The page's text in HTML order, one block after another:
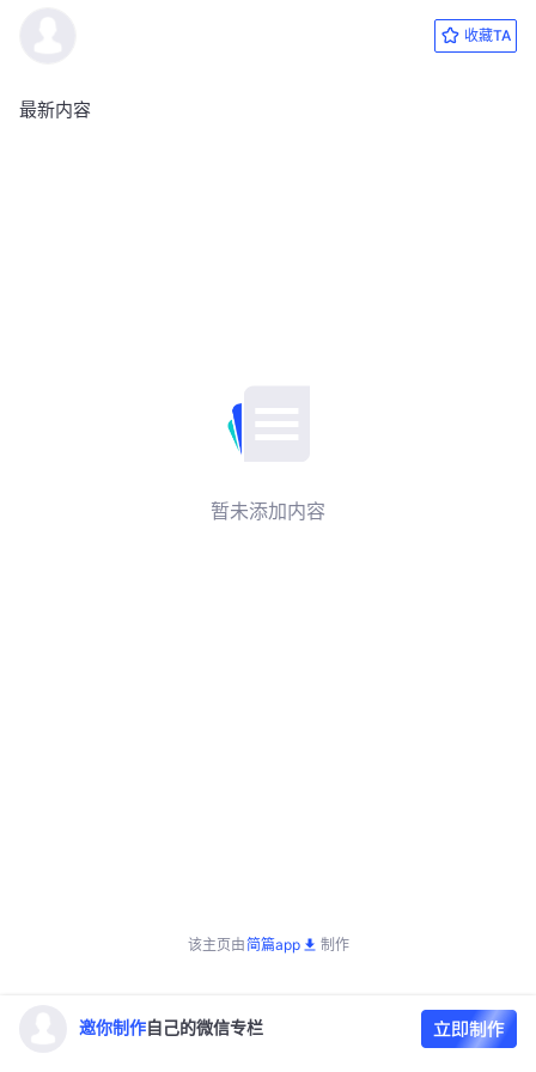
收藏TA
最新内容
暂未添加内容
该主页由简篇app 制作
邀你制作 自己的微信专栏